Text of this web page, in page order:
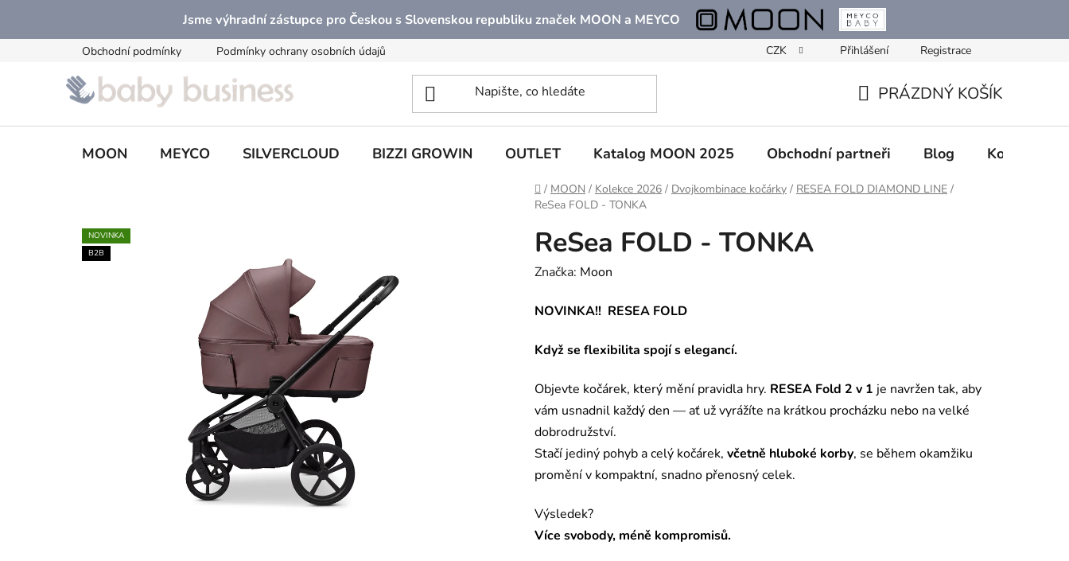
obsah
Jsme výhradní zástupce pro Českou s Slovenskou republiku značek MOON a MEYCO
Obchodní podmínky Podmínky ochrany osobních údajů CZK Přihlášení Registrace
KOŠÍK
PRÁZDNÝ KOŠÍK
MOON MEYCO SILVERCLOUD BIZZI GROWIN OUTLET Katalog MOON 2025 Obchodní partneři Blog Kontakty
Domů
/ MOON / Kolekce 2026 / Dvojkombinace kočárky / RESEA FOLD DIAMOND LINE /
ReSea FOLD - TONKA
ReSea FOLD - TONKA
Značka: Moon
NOVINKA!! RESEA FOLD
Když se flexibilita spojí s elegancí.
Objevte kočárek, který mění pravidla hry. RESEA Fold 2 v 1 je navržen tak, aby
vám usnadnil každý den — ať už vyrážíte na krátkou procházku nebo na velké
dobrodružství.
Stačí jediný pohyb a celý kočárek, včetně hluboké korby, se během okamžiku
promění v kompaktní, snadno přenosný celek.
Výsledek?
Více svobody, méně kompromisů.
NOVINKA
B2B